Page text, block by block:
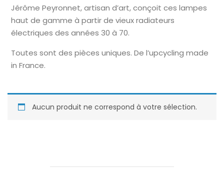
Jérôme Peyronnet, artisan d’art, conçoit ces lampes
haut de gamme à partir de vieux radiateurs
électriques des années 30 à 70.
Toutes sont des pièces uniques. De l’upcycling made
in France.
Aucun produit ne correspond à votre sélection.